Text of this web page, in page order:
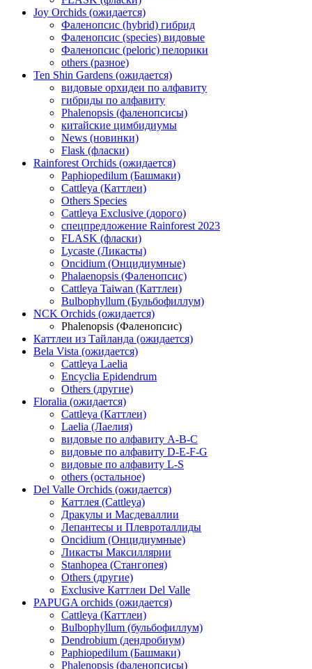
Joy Orchids (ожидается)
Фаленопсис (hybrid) гибрид
Фаленопсис (species) видовые
Фаленопсис (peloric) пелорики
others (разное)
Ten Shin Gardens (ожидается)
видовые орхидеи по алфавиту
гибриды по алфавиту
Phalenopsis (фаленопсисы)
китайские цимбидиумы
News (новинки)
Flask (фласки)
Rainforest Orchids (ожидается)
Paphiopedilum (Башмаки)
Cattleya (Каттлеи)
Others Species
Cattleya Exclusive (дорого)
спецпредложение Rainforest 2023
FLASK (фласки)
Lycaste (Ликасты)
Oncidium (Онцидиумные)
Phalaenopsis (Фаленопсис)
Cattleya Taiwan (Каттлеи)
Bulbophyllum (Бульбофиллум)
NCK Orchids (ожидается)
Phalenopsis (Фаленопсис)
Каттлеи из Тайланда (ожидается)
Bela Vista (ожидается)
Cattleya Laelia
Encyclia Epidendrum
Others (другие)
Floralia (ожидается)
Cattleya (Каттлеи)
Laelia (Лаелия)
видовые по алфавиту A-B-C
видовые по алфавиту D-E-F-G
видовые по алфавиту L-S
others (остальное)
Del Valle Orchids (ожидается)
Каттлея (Cattleya)
Дракулы и Масдеваллии
Лепантесы и Плевроталлиды
Oncidium (Онцидиумные)
Ликасты Максиллярии
Stanhopea (Стангопея)
Others (другие)
Exclusive Каттлеи Del Valle
PAPUGA orchids (ожидается)
Cattleya (Каттлеи)
Bulbophyllum (бульбофиллум)
Dendrobium (дендробиум)
Paphiopedilum (Башмаки)
Phalenopsis (фаленопсисы)